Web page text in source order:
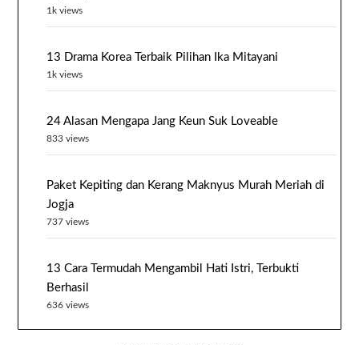
1k views
13 Drama Korea Terbaik Pilihan Ika Mitayani
1k views
24 Alasan Mengapa Jang Keun Suk Loveable
833 views
Paket Kepiting dan Kerang Maknyus Murah Meriah di
Jogja
737 views
13 Cara Termudah Mengambil Hati Istri, Terbukti
Berhasil
636 views